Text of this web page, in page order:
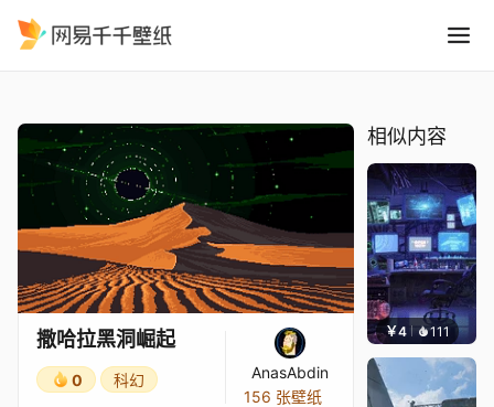
撒哈拉黑洞崛起
0 科幻
AnasAbdin
156 张壁纸
相似内容
￥4 111 楚梦缘